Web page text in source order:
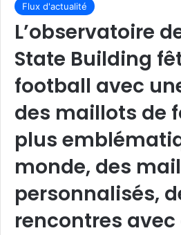
Flux d'actualité
L’observatoire
State Building
football avec
des maillots de
plus
monde, des
personnalisés,
rencontres avec